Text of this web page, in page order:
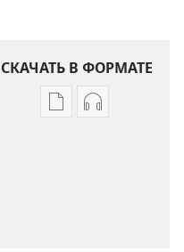
СКАЧАТЬ В ФОРМАТЕ
ВариантыВарианты